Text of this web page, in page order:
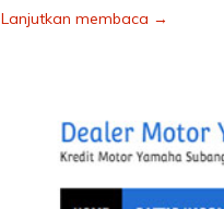
Lanjutkan membaca →